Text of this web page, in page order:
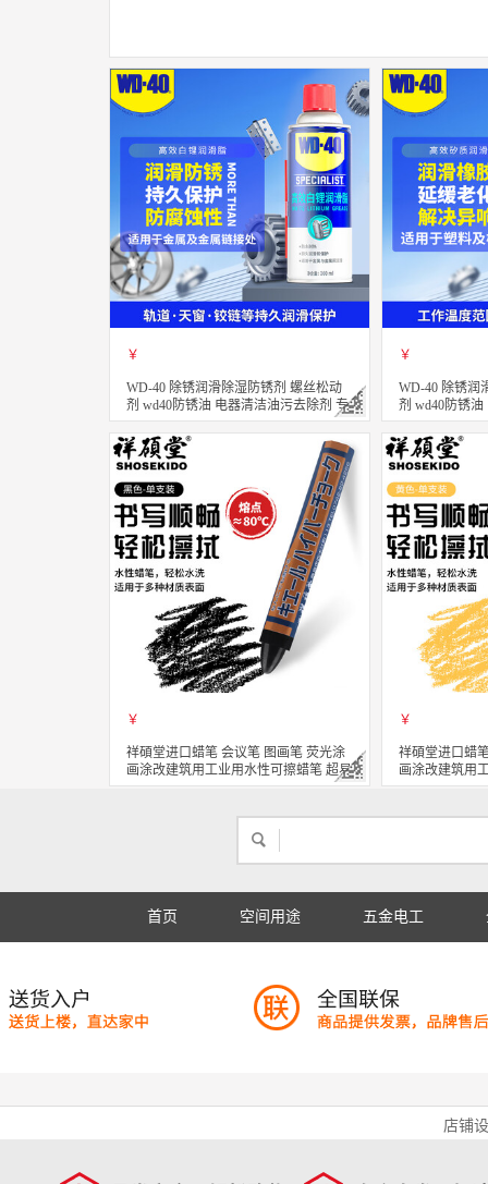
￥
WD-40 除锈润滑除湿防锈剂 螺丝松动
剂 wd40防锈油 电器清洁油污去除剂 专
效型高效白锂润滑脂 360ml
立即购买
￥
WD-40 除锈润
剂 wd40防锈
效型高效矽质
立即购买
￥
祥碩堂进口蜡笔 会议笔 图画笔 荧光涂
画涂改建筑用工业用水性可擦蜡笔 超易
擦 110mmX14mm 黑色(单支装）
￥
祥碩堂进口蜡
画涂改建筑用
擦
首页 空间用途 五金电工
店铺